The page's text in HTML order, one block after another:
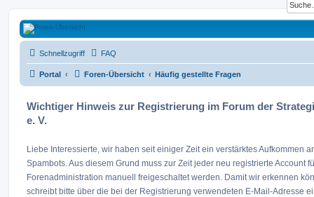
Strategiespielefreunde Bad Emstal e.V.
Das Forum der Strategiespielefreunde Bad Emstal e.V. - Tabletop und mehr
Schnellzugriff FAQ
Portal Foren-Übersicht Häufig gestellte Fragen
Wichtiger Hinweis zur Registrierung im Forum der
e. V.
Liebe Interessierte, wir haben seit einiger Zeit ein verstärktes Aufkommen
Spambots. Aus diesem Grund muss zur Zeit jeder neu registrierte Account
Forenadministration manuell freigeschaltet werden. Damit wir erkennen
schreibt bitte über die bei der Registrierung verwendeten E-Mail-Adresse